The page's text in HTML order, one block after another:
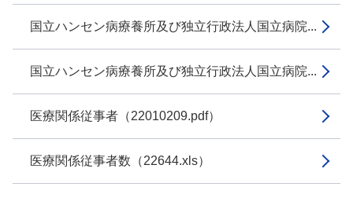
国立ハンセン病療養所及び独立行政法人国立病院...
国立ハンセン病療養所及び独立行政法人国立病院...
医療関係従事者（22010209.pdf）
医療関係従事者数（22644.xls）